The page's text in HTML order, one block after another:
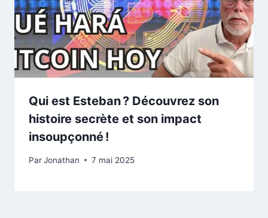
Qui est Esteban ? Découvrez son
histoire secrète et son impact
insoupçonné !
ParJonathan 7 mai 2025